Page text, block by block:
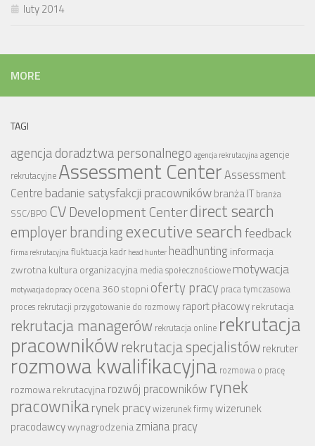
luty 2014
MORE
TAGI
agencja doradztwa personalnego agencja rekrutacyjnaagencje
rekrutacyjne Assessment CenterAssessment
Centre badanie satysfakcji pracownikówbranża IT branża
SSC/BPO CV Development Centerdirect search
employer brandingexecutive searchfeedback
firma rekrutacyjnafluktuacja kadr head hunter headhunting informacja
zwrotnakultura organizacyjna media społecznościowe motywacja
motywacja do pracy ocena 360 stopni oferty pracy praca tymczasowa
proces rekrutacji przygotowanie do rozmowy raport płacowyrekrutacja
rekrutacja managerów rekrutacja online rekrutacja
pracownikówrekrutacja specjalistówrekruter
rozmowa kwalifikacyjna rozmowa o pracę
rozmowa rekrutacyjnarozwój pracowników rynek
pracownikarynek pracywizerunek firmywizerunek
pracodawcywynagrodzeniazmiana pracy